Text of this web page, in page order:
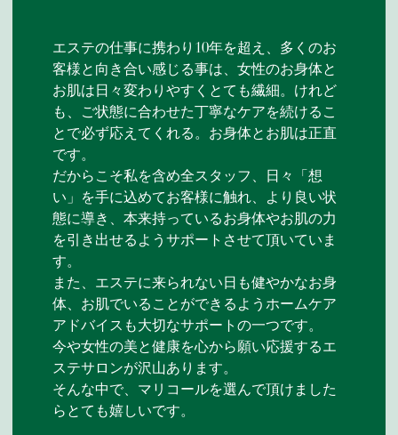
エステの仕事に携わり10年を超え、多くのお
客様と向き合い感じる事は、女性のお身体と
お肌は日々変わりやすくとても繊細。けれど
も、ご状態に合わせた丁寧なケアを続けるこ
とで必ず応えてくれる。お身体とお肌は正直
です。
だからこそ私を含め全スタッフ、日々「想
い」を手に込めてお客様に触れ、より良い状
態に導き、本来持っているお身体やお肌の力
を引き出せるようサポートさせて頂いていま
す。
また、エステに来られない日も健やかなお身
体、お肌でいることができるようホームケア
アドバイスも大切なサポートの一つです。
今や女性の美と健康を心から願い応援するエ
ステサロンが沢山あります。
そんな中で、マリコールを選んで頂けました
らとても嬉しいです。